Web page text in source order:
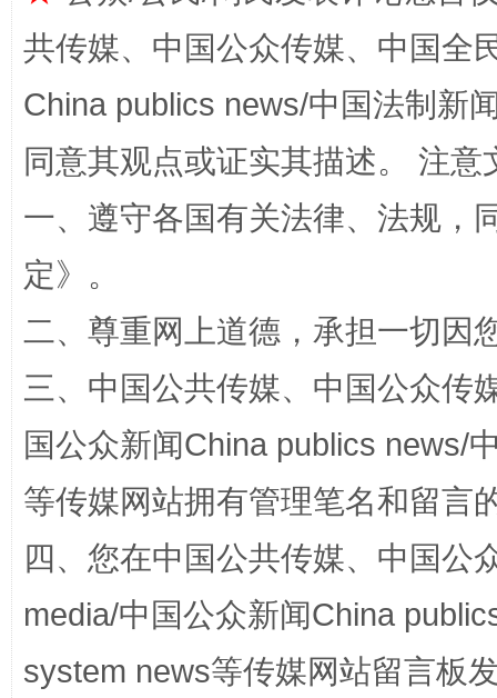
受贿1.44亿！段成刚被判无期 从幼
共传媒、中国公众传媒、中国全
China publics news/中国法制新
同意其观点或证实其描述。 注
一、遵守各国有关法律、法规，
定》。
二、尊重网上道德，承担一切因
三、中国公共传媒、中国公众传
国公众新闻China publics news/
等传媒网站拥有管理笔名和留言
四、您在中国公共传媒、中国公
media/中国公众新闻China
system news等传媒网站留言板